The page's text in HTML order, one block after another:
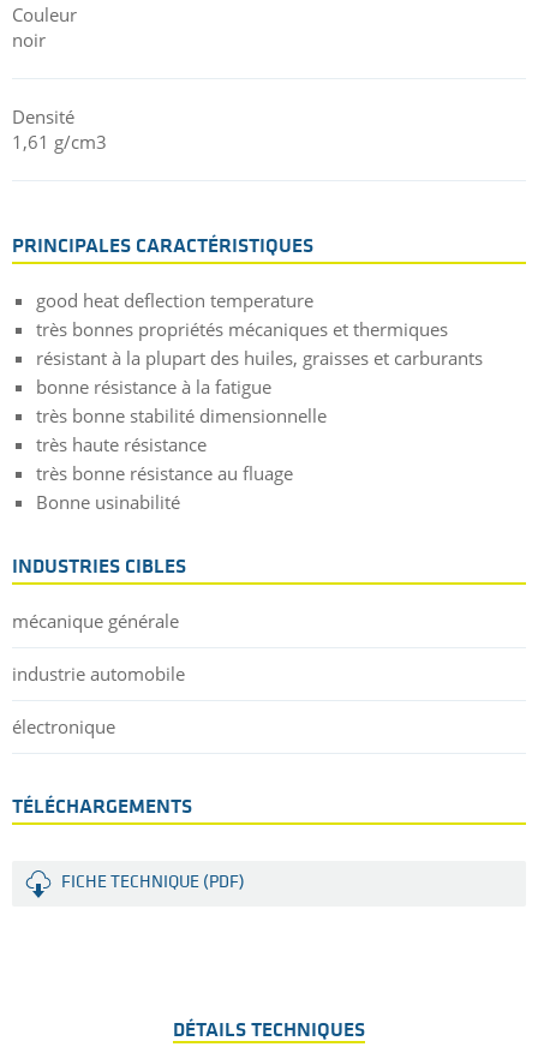
Couleur
noir
Densité
1,61 g/cm3
PRINCIPALES CARACTÉRISTIQUES
good heat deflection temperature
très bonnes propriétés mécaniques et thermiques
résistant à la plupart des huiles, graisses et carburants
bonne résistance à la fatigue
très bonne stabilité dimensionnelle
très haute résistance
très bonne résistance au fluage
Bonne usinabilité
INDUSTRIES CIBLES
mécanique générale
industrie automobile
électronique
TÉLÉCHARGEMENTS
FICHE TECHNIQUE (PDF)
DÉTAILS TECHNIQUES